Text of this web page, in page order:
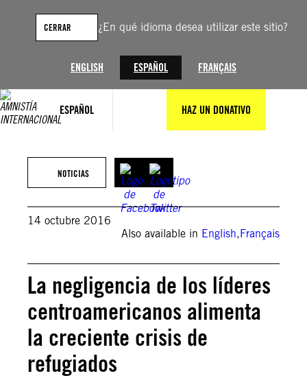
¿En qué idioma desea utilizar este sitio?
ENGLISH ESPAÑOL FRANÇAIS
CERRAR
ESPAÑOL HAZ UN DONATIVO
contenido
NOTICIAS
14 octubre 2016
Also available in English,Français
La negligencia de los líderes
centroamericanos alimenta
la creciente crisis de
refugiados